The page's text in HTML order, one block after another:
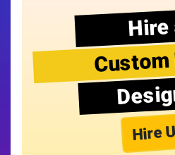
Hire
Hire